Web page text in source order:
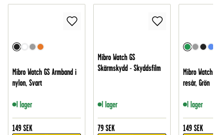
Mibro Watch GS Armband i
nylon, Svart
I lager
149 SEK
Mibro Watch GS
Skärmskydd - Skyddsfilm
I lager
79 SEK
Mibro Watch
resår, Grön
I lager
149 SEK